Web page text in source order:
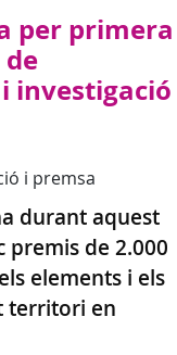
per primera
investigació
i premsa
durant aquest
de 2.000
elements i els
territori en